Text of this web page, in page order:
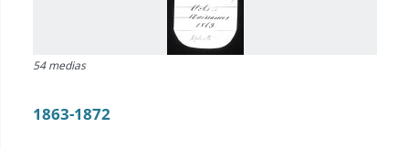
54 medias
1863-1872